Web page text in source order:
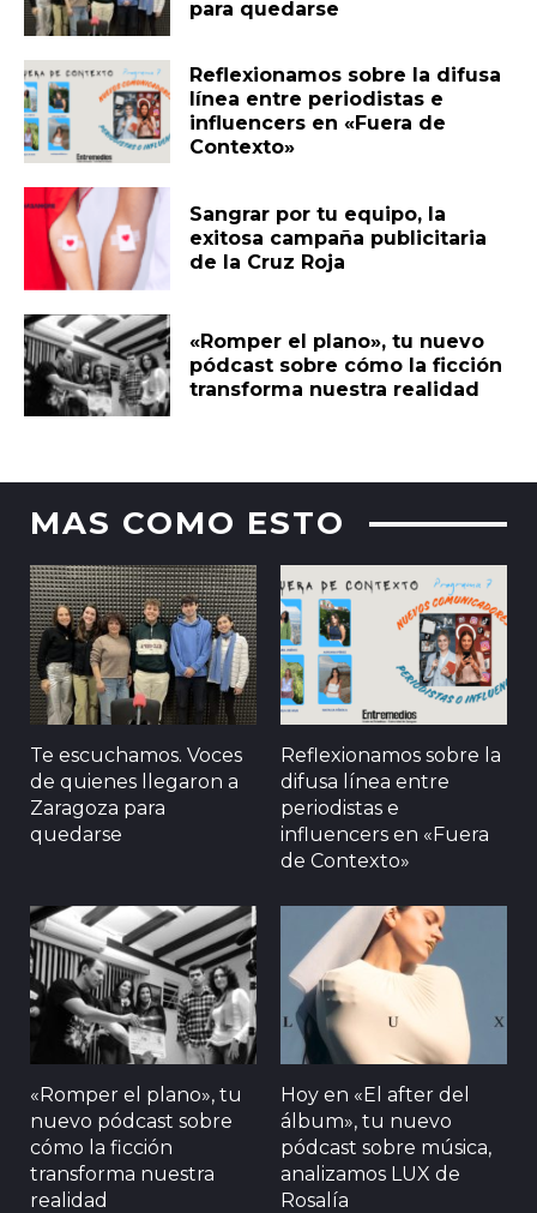
para quedarse
Reflexionamos sobre la difusa
línea entre periodistas e
influencers en «Fuera de
Contexto»
Sangrar por tu equipo, la
exitosa campaña publicitaria
de la Cruz Roja
«Romper el plano», tu nuevo
pódcast sobre cómo la ficción
transforma nuestra realidad
MAS COMO ESTO
Te escuchamos. Voces
de quienes llegaron a
Zaragoza para
quedarse
Reflexionamos sobre la
difusa línea entre
periodistas e
influencers en «Fuera
de Contexto»
«Romper el plano», tu
nuevo pódcast sobre
cómo la ficción
transforma nuestra
realidad
Hoy en «El after del
álbum», tu nuevo
pódcast sobre música,
analizamos LUX de
Rosalía